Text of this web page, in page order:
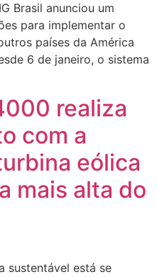
Brasil anunciou um
para implementar o
países da América
6 de janeiro, o sistema
realiza
com a
eólica
mais alta do
sustentável está se